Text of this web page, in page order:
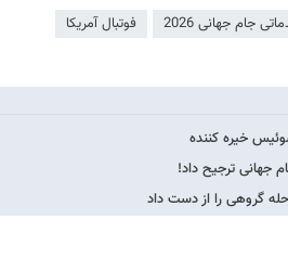
جام جهانی 2026 فوتبال آمریکا
خیره کننده
جهانی ترجیح داد!
گروهی را از دست داد